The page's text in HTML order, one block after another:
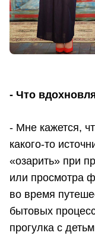
- Что
- Мне кажется,
какого-то
«озарить» при
или просмотра
во время
бытовых
прогулка с